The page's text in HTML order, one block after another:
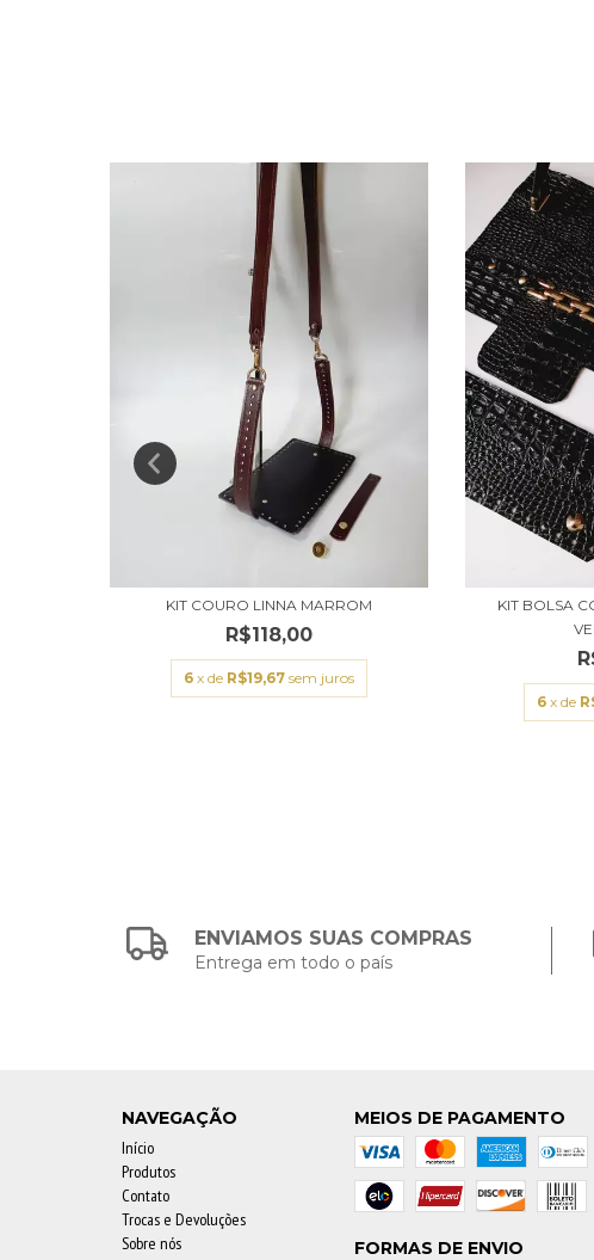
KIT COURO LINNA MARROM
R$118,00
6 x de R$19,67 sem juros
KIT BOLSA
6 x de
ENVIAMOS SUAS COMPRAS
Entrega em todo o país
NAVEGAÇÃO
Início
Produtos
Contato
Trocas e Devoluções
Sobre nós
MEIOS DE PAGAMENTO
FORMAS DE ENVIO